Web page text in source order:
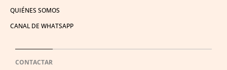
QUIÉNES SOMOS
CANAL DE WHATSAPP
CONTACTAR